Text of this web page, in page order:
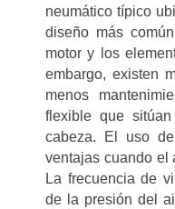
neumático típico
diseño más
motor y los
embargo, existen
menos
flexible que
cabeza. El uso de
ventajas cuando el
La frecuencia de
de la presión del